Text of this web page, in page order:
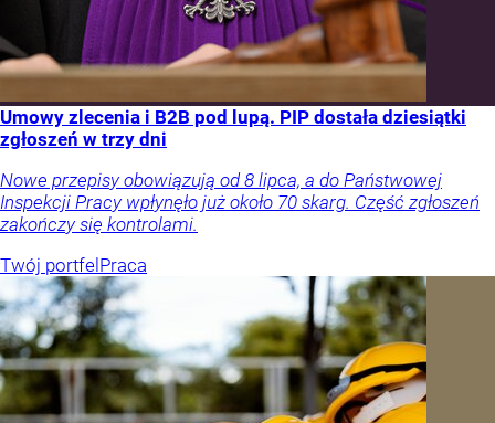
Umowy zlecenia i B2B pod lupą. PIP dostała dziesiątki
zgłoszeń w trzy dni
Nowe przepisy obowiązują od 8 lipca, a do Państwowej
Inspekcji Pracy wpłynęło już około 70 skarg. Część zgłoszeń
zakończy się kontrolami.
Twój portfelPraca